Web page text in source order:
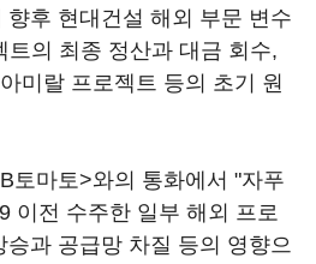
후 현대건설 해외 부문 변수
트의 최종 정산과 대금 회수,
미랄 프로젝트 등의 초기 원
토마토>와의 통화에서 "자푸
이전 수주한 일부 해외 프로
과 공급망 차질 등의 영향으